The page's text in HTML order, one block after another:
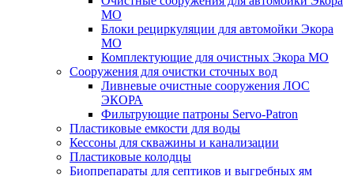
МО
Блоки рециркуляции для автомойки Экора
МО
Комплектующие для очистных Экора МО
Сооружения для очистки сточных вод
Ливневые очистные сооружения ЛОС
ЭКОРА
Фильтрующие патроны Servo-Patron
Пластиковые емкости для воды
Кессоны для скважины и канализации
Пластиковые колодцы
Биопрепараты для септиков и выгребных ям